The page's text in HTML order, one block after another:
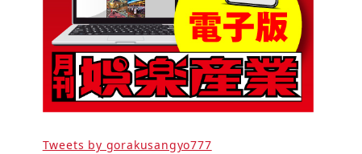
Tweets by gorakusangyo777